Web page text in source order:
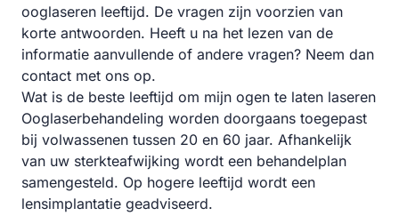
ooglaseren leeftijd. De vragen zijn voorzien van
korte antwoorden. Heeft u na het lezen van de
informatie aanvullende of andere vragen? Neem dan
contact met ons op.
Wat is de beste leeftijd om mijn ogen te laten laseren
Ooglaserbehandeling worden doorgaans toegepast
bij volwassenen tussen 20 en 60 jaar. Afhankelijk
van uw sterkteafwijking wordt een behandelplan
samengesteld. Op hogere leeftijd wordt een
lensimplantatie geadviseerd.